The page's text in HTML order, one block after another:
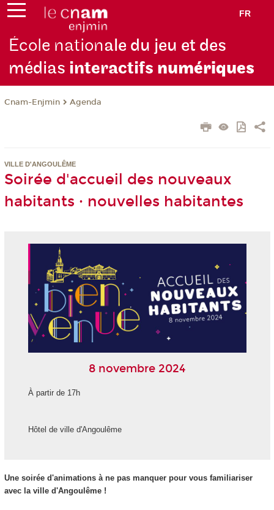
FR
École nationale du jeu et des
médias interactifs numériques
Cnam-Enjmin Agenda
VILLE D'ANGOULÊME
Soirée d'accueil des nouveaux
habitants · nouvelles habitantes
8 novembre 2024
À partir de 17h
Hôtel de ville d'Angoulême
Une soirée d'animations à ne pas manquer pour vous familiariser
avec la ville d'Angoulême !